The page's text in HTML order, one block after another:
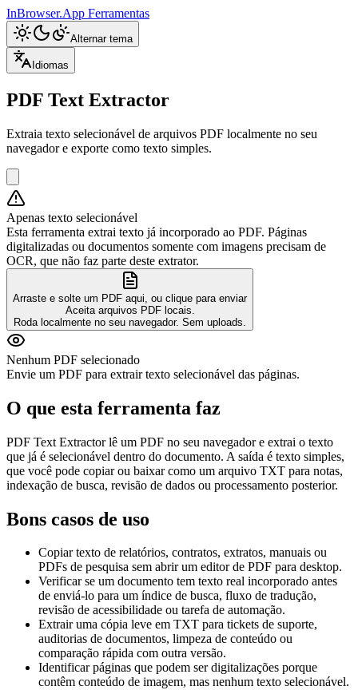
InBrowser.App Ferramentas
Alternar tema
Idiomas
PDF Text Extractor
Extraia texto selecionável de arquivos PDF localmente no seu
navegador e exporte como texto simples.
Apenas texto selecionável
Esta ferramenta extrai texto já incorporado ao PDF. Páginas
digitalizadas ou documentos somente com imagens precisam de
OCR, que não faz parte deste extrator.
Arraste e solte um PDF aqui, ou clique para enviar
Aceita arquivos PDF locais.
Roda localmente no seu navegador. Sem uploads.
Nenhum PDF selecionado
Envie um PDF para extrair texto selecionável das páginas.
O que esta ferramenta faz
PDF Text Extractor lê um PDF no seu navegador e extrai o texto
que já é selecionável dentro do documento. A saída é texto simples,
que você pode copiar ou baixar como um arquivo TXT para notas,
indexação de busca, revisão de dados ou processamento posterior.
Bons casos de uso
Copiar texto de relatórios, contratos, extratos, manuais ou
PDFs de pesquisa sem abrir um editor de PDF para desktop.
Verificar se um documento tem texto real incorporado antes
de enviá-lo para um índice de busca, fluxo de tradução,
revisão de acessibilidade ou tarefa de automação.
Extrair uma cópia leve em TXT para tickets de suporte,
auditorias de documentos, limpeza de conteúdo ou
comparação rápida com outra versão.
Identificar páginas que podem ser digitalizações porque
contêm conteúdo de imagem, mas nenhum texto selecionável.